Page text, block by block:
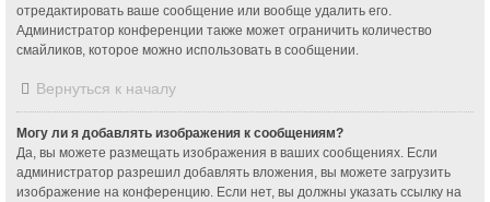
отредактировать ваше сообщение или вообще удалить его.
Администратор конференции также может ограничить количество
смайликов, которое можно использовать в сообщении.
Вернуться к началу
Могу ли я добавлять изображения к сообщениям?
Да, вы можете размещать изображения в ваших сообщениях. Если
администратор разрешил добавлять вложения, вы можете загрузить
изображение на конференцию. Если нет, вы должны указать ссылку на